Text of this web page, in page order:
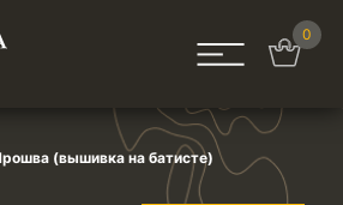
0
(вышивка на батисте)